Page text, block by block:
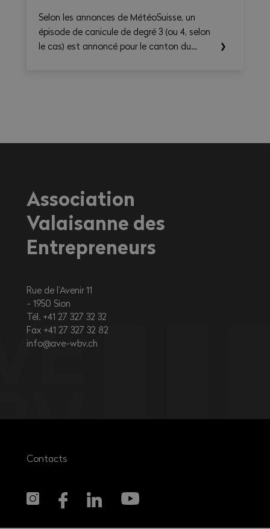
Selon les annonces de MétéoSuisse, un
épisode de canicule de degré 3 (ou 4, selon
le cas) est annoncé pour le canton du
fortement exposés à la chaleur.
Association
Valaisanne des
Entrepreneurs
Rue de l’Avenir 11
1950 Sion
Tél. +41 27 327 32 32
Fax +41 27 327 32 82
info@ave-wbv.ch
Contacts